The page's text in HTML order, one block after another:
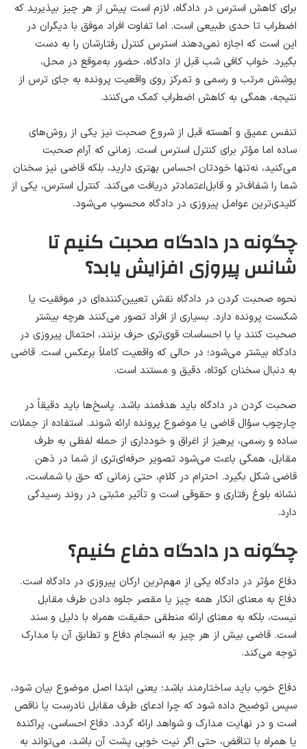
برای کاهش استرس در دادگاه، لازم است پیش از هر چیز بپذیرید که
اضطراب تا حدی طبیعی است. اما تفاوت افراد موفق با دیگران در
این است که اجازه نمی‌دهند استرس کنترل رفتارشان را به دست
بگیرد. خواب کافی شب قبل از دادگاه، حضور به‌موقع در محل،
پوشش مرتب و رسمی و تمرکز روی واقعیت پرونده به جای ترس از
نتیجه، همگی به کاهش اضطراب کمک می‌کنند.
تنفس عمیق و آهسته قبل از شروع صحبت نیز یکی از روش‌های
ساده اما مؤثر برای کنترل استرس است. زمانی که آرام صحبت
می‌کنید، نه‌تنها خودتان احساس بهتری دارید، بلکه قاضی نیز سخنان
شما را شفاف‌تر و قابل‌اعتمادتر دریافت می‌کند. کنترل استرس، یکی از
کلیدی‌ترین عوامل پیروزی در دادگاه محسوب می‌شود.
چگونه در دادگاه صحبت کنیم تا
شانس پیروزی افزایش یابد؟
نحوه صحبت کردن در دادگاه نقش تعیین‌کننده‌ای در موفقیت یا
شکست پرونده دارد. بسیاری از افراد تصور می‌کنند هرچه بیشتر
صحبت کنند یا با احساسات قوی‌تری حرف بزنند، احتمال پیروزی در
دادگاه بیشتر می‌شود؛ در حالی که واقعیت کاملاً برعکس است. قاضی
به دنبال سخنان کوتاه، دقیق و مستند است.
صحبت کردن در دادگاه باید هدفمند باشد. پاسخ‌ها باید دقیقاً در
چارچوب سؤال قاضی یا موضوع پرونده ارائه شوند. استفاده از جملات
ساده و رسمی، پرهیز از اغراق و خودداری از حمله لفظی به طرف
مقابل، همگی باعث می‌شود تصویر حرفه‌ای‌تری از شما در ذهن
قاضی شکل بگیرد. احترام در کلام، حتی زمانی که حق با شماست،
نشانه بلوغ رفتاری و حقوقی است و تأثیر مثبتی در روند رسیدگی
دارد.
چگونه در دادگاه دفاع کنیم؟
دفاع مؤثر در دادگاه یکی از مهم‌ترین ارکان پیروزی در دادگاه است.
دفاع به معنای انکار همه چیز یا مقصر جلوه دادن طرف مقابل
نیست، بلکه به معنای ارائه منطقی حقیقت همراه با دلیل و سند
است. قاضی بیش از هر چیز به انسجام دفاع و تطابق آن با مدارک
توجه می‌کند.
دفاع خوب باید ساختارمند باشد؛ یعنی ابتدا اصل موضوع بیان شود،
سپس توضیح داده شود که چرا ادعای طرف مقابل نادرست یا ناقص
است و در نهایت مدارک و شواهد ارائه گردد. دفاع احساسی، پراکنده
یا همراه با تناقض، حتی اگر نیت خوبی پشت آن باشد، می‌تواند به